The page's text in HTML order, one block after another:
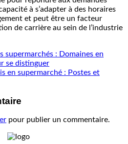
à s’adapter à des horaires
et peut être un facteur
de carrière au sein de l’industrie
supermarchés : Domaines en
se distinguer
en supermarché : Postes et
pour publier un commentaire.